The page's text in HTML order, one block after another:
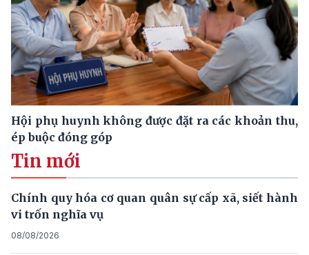
Hội phụ huynh không được đặt ra các khoản thu,
ép buộc đóng góp
Tin mới
Chính quy hóa cơ quan quân sự cấp xã, siết hành
vi trốn nghĩa vụ
08/08/2026